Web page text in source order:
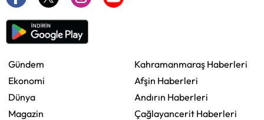
Gündem
Ekonomi
Dünya
Magazin
Kahramanmaraş Haberleri
Afşin Haberleri
Andırın Haberleri
Çağlayancerit Haberleri